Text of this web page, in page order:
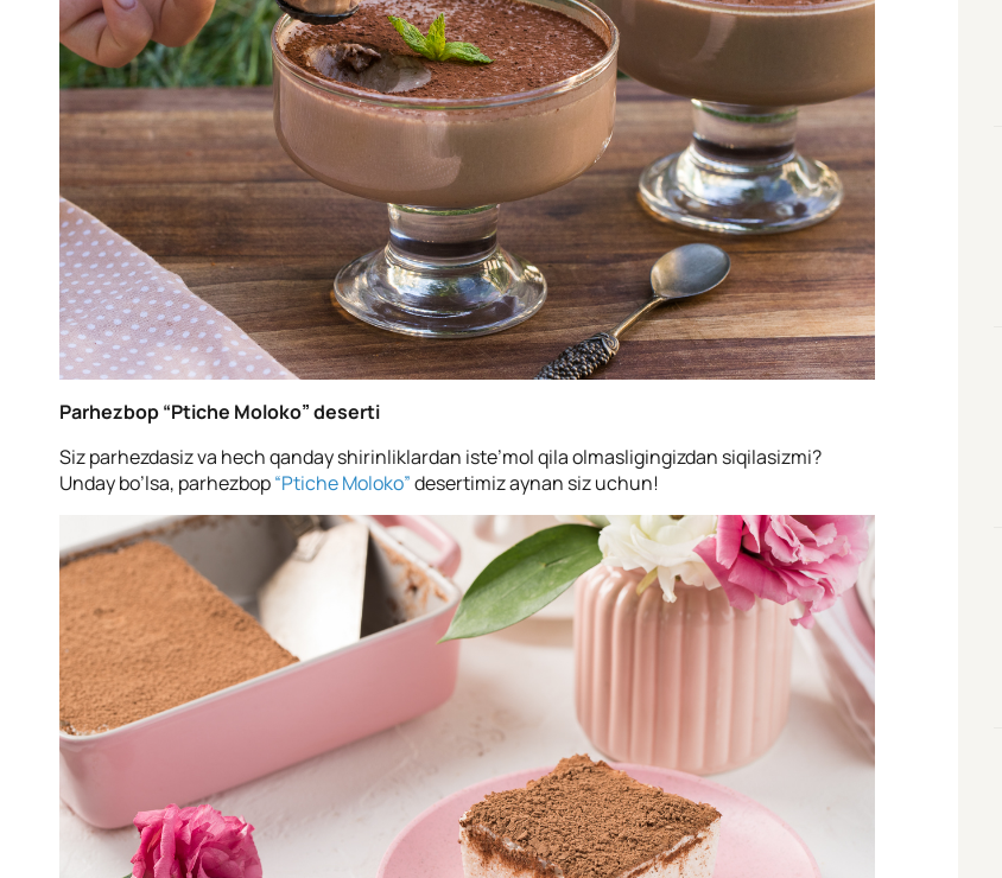
Parhezbop “Ptiche Moloko” deserti
Siz parhezdasiz va hech qanday shirinliklardan iste’mol qila olmasligingizdan siqilasizmi?
Unday bo’lsa, parhezbop“Ptiche Moloko”desertimiz aynan siz uchun!